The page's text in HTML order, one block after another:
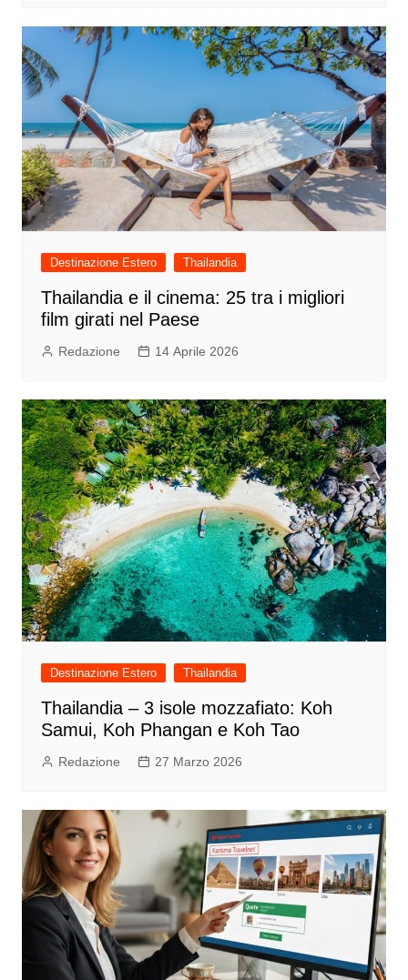
Destinazione Estero Thailandia
Thailandia e il cinema: 25 tra i migliori
film girati nel Paese
Redazione 14 Aprile 2026
Destinazione Estero Thailandia
Thailandia – 3 isole mozzafiato: Koh
Samui, Koh Phangan e Koh Tao
Redazione 27 Marzo 2026